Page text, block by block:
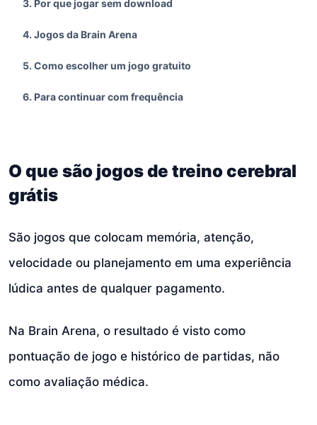
3. Por que jogar sem download
4. Jogos da Brain Arena
5. Como escolher um jogo gratuito
6. Para continuar com frequência
O que são jogos de treino cerebral
grátis
São jogos que colocam memória, atenção,
velocidade ou planejamento em uma experiência
lúdica antes de qualquer pagamento.
Na Brain Arena, o resultado é visto como
pontuação de jogo e histórico de partidas, não
como avaliação médica.